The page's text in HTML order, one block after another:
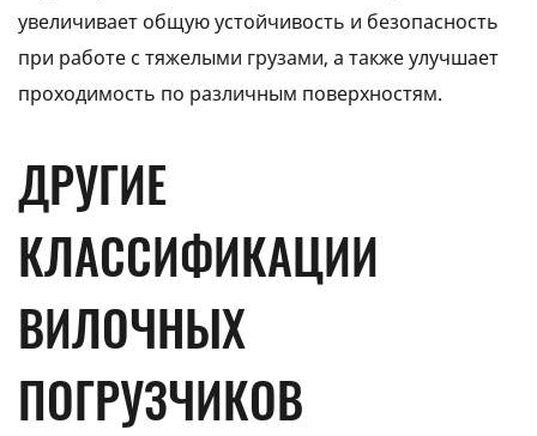
увеличивает общую устойчивость и безопасность
при работе с тяжелыми грузами, а также улучшает
проходимость по различным поверхностям.
ДРУГИЕ
КЛАССИФИКАЦИИ
ВИЛОЧНЫХ
ПОГРУЗЧИКОВ